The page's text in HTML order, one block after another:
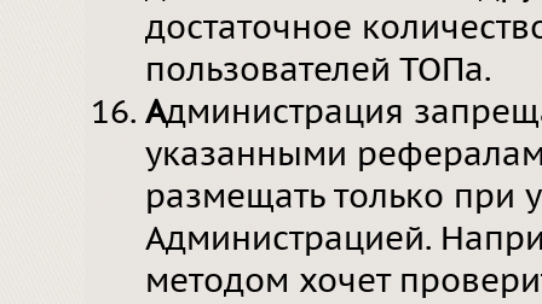
достаточное
пользователей ТОПа.
Администрация
указанными
размещать только при
Администрацией.
методом хочет